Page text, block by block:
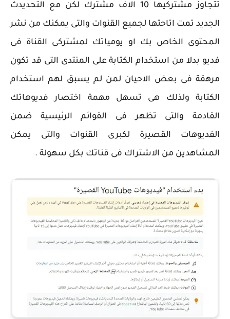
تتجاوز مشتركيها 10 الاف مشترك لكن مع التحديدث
الجديد تمت اتاحتها لجميع القنوات والتى يمكنك من نشر
المحتوى الخاص بك او يومياتك لمشتركى القناة فى
فديو بدلا من استخدام الكتابة على المنتدى التى قد تكون
مرهقة فى بعض الاحيان لمن لم يسبق لهم استخدام
الكتابة ولذلك هى تسهل مهمة اختصار فديوهاتك
القادمة والتى تظهر فى القوائم الرئيسية ضمن
الفديوهات القصيرة لكبرى القنوات والتى يمكن
المشاهدين من الاشتراك فى قناتك بكل سهولة .